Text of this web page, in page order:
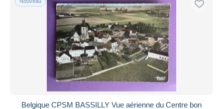
Belgique CPSM BASSILLY Vue aérienne du Centre bon